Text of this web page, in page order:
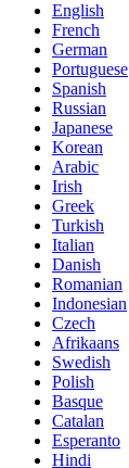
English
French
German
Portuguese
Spanish
Russian
Japanese
Korean
Arabic
Irish
Greek
Turkish
Italian
Danish
Romanian
Indonesian
Czech
Afrikaans
Swedish
Polish
Basque
Catalan
Esperanto
Hindi